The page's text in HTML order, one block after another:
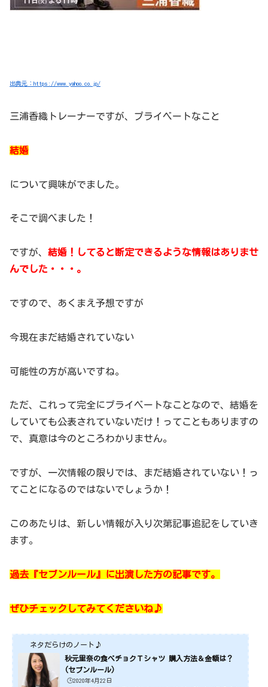
出典元：https://www.yahoo.co.jp/
三浦香織トレーナーですが、プライベートなこと
結婚
について興味がでました。
そこで調べました！
ですが、 結婚！してると断定できるような情報はありませ
んでした・・・。
ですので、あくまえ予想ですが
今現在まだ結婚されていない
可能性の方が高いですね。
ただ、これって完全にプライベートなことなので、結婚を
していても公表されていないだけ！ってこともありますの
で、真意は今のところわかりません。
ですが、一次情報の限りでは、まだ結婚されていない！っ
てことになるのではないでしょうか！
このあたりは、新しい情報が入り次第記事追記をしていき
ます。
過去『セブンルール』に出演した方の記事です。
ぜひチェックしてみてくださいね♪
ネタだらけのノート♪
秋元里奈の食べチョクＴシャツ 購入方法＆金額は？
(セブンルール)
🕒️2020年4月22日